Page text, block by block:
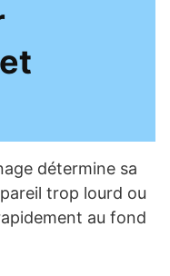
détermine sa
trop lourd ou
au fond